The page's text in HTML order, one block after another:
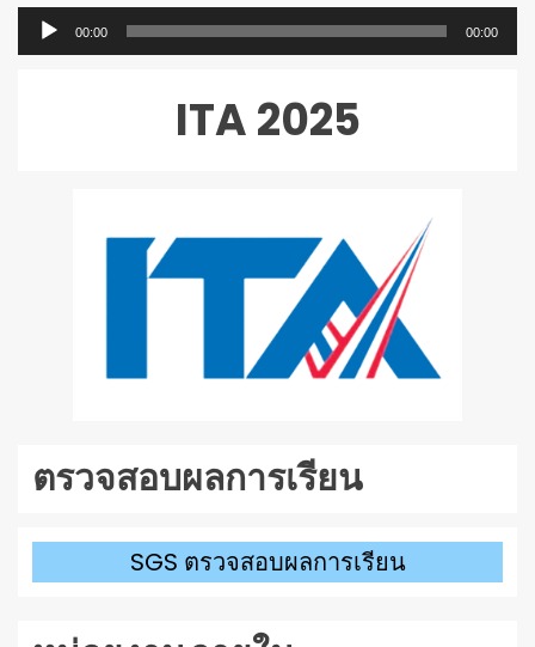
ตัว
00:00 00:00
ITA 2025
ตรวจสอบผลการเรียน
SGS ตรวจสอบผลการเรียน